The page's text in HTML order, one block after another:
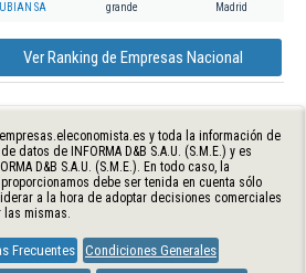
SA grande Madrid
Ver Ranking de Empresas Nacional
y toda la información de
datos de INFORMA D&B S.A.U. (S.M.E.) y es
D&B S.A.U. (S.M.E.). En todo caso, la
debe ser tenida en cuenta sólo
a la hora de adoptar decisiones comerciales
mismas.
Frecuentes
Condiciones Generales